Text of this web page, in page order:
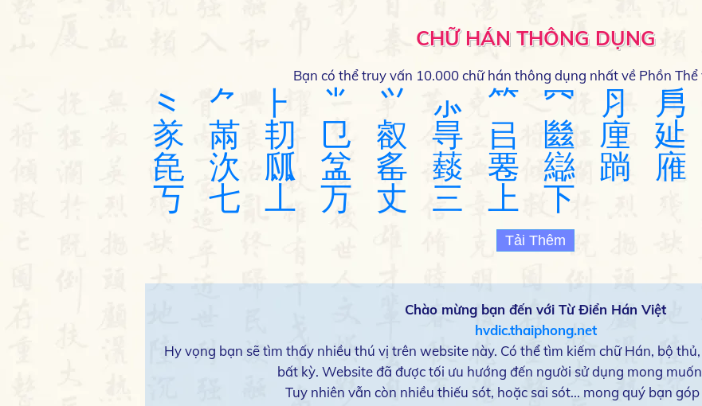
CHỮ HÁN THÔNG DỤNG
Bạn có thể truy vấn 10.000 chữ hán thông dụng nhất về Phồn Thể
⺀ ⺈ ⺊ ⺌ ⺍ ⺗ ⺮ ⺳ ⺼ 㐆
㒸
㒼 㓞 㔾 㕡 㝵 㠯 㡭 㢆 㢟
㲋
㳄 㼌 㿽 䍃 䕭 䙴 䜌 䠀 䧹
丂
七 丄 万 丈 三 上 下
Tải Thêm
Chào mừng bạn đến với Từ Điển Hán Việt
hvdic.thaiphong.net
Hy vọng bạn sẽ tìm thấy nhiều thú vị trên website này. Có thể tìm kiếm chữ Hán, bộ
bất kỳ. Website đã được tối ưu hướng đến người sử dụng mong
Tuy nhiên vẫn còn nhiều thiếu sót, hoặc sai sót... mong quý bạn